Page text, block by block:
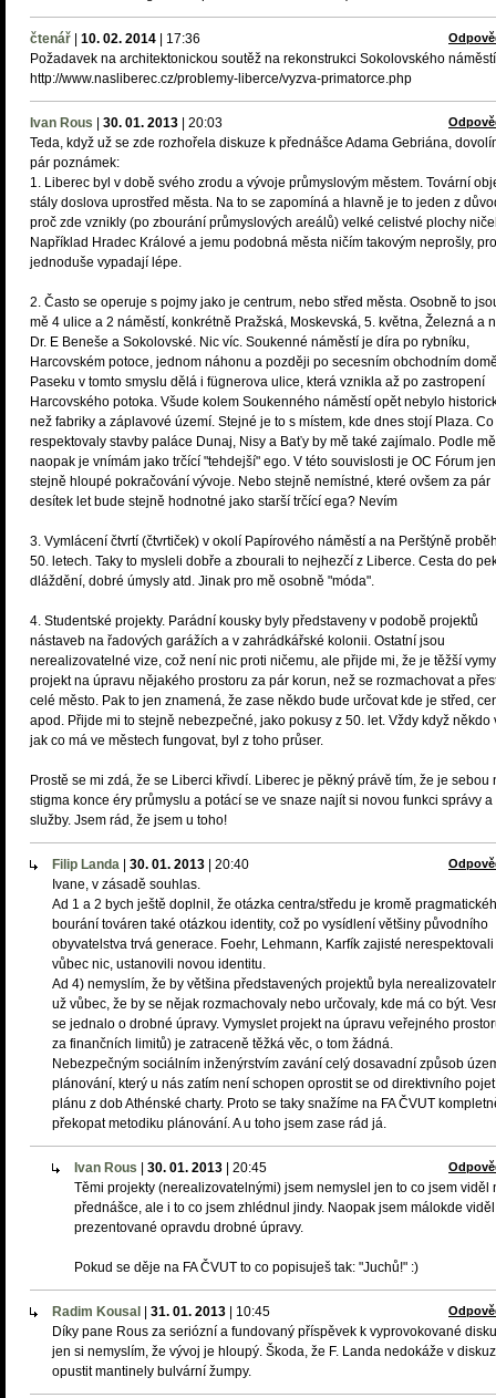
čtenář 10. 02. 2014 17:36
Požadavek na architektonickou soutěž na rekonstrukci Sokolovského
http://www.nasliberec.cz/problemy-liberce/vyzva-primatorce.php
Ivan Rous 30. 01. 2013 20:03
Teda, když už se zde rozhořela diskuze k přednášce Adama Gebriána,
pár poznámek:
1. Liberec byl v době svého zrodu a vývoje průmyslovým městem. Tovární
stály doslova uprostřed města. Na to se zapomíná a hlavně je to jeden z
proč zde vznikly (po zbourání průmyslových areálů) velké celistvé plochy
Například Hradec Králové a jemu podobná města ničím takovým neprošly,
jednoduše vypadají lépe.
2. Často se operuje s pojmy jako je centrum, nebo střed města. Osobně to
mě 4 ulice a 2 náměstí, konkrétně Pražská, Moskevská, 5. května, Železná a
Dr. E Beneše a Sokolovské. Nic víc. Soukenné náměstí je díra po rybníku,
Harcovském potoce, jednom náhonu a později po secesním obchodním
Paseku v tomto smyslu dělá i fügnerova ulice, která vznikla až po zastropení
Harcovského potoka. Všude kolem Soukenného náměstí opět nebylo
než fabriky a záplavové území. Stejné je to s místem, kde dnes stojí Plaza. Co
respektovaly stavby paláce Dunaj, Nisy a Baťy by mě také zajímalo. Podle
naopak je vnímám jako trčící "tehdejší" ego. V této souvislosti je OC Fórum jen
stejně hloupé pokračování vývoje. Nebo stejně nemístné, které ovšem za pár
desítek let bude stejně hodnotné jako starší trčící ega? Nevím
3. Vymlácení čtvrtí (čtvrtiček) v okolí Papírového náměstí a na Perštýně
50. letech. Taky to mysleli dobře a zbourali to nejhezčí z Liberce. Cesta do
dláždění, dobré úmysly atd. Jinak pro mě osobně "móda".
4. Studentské projekty. Parádní kousky byly představeny v podobě projektů
nástaveb na řadových garážích a v zahrádkářské kolonii. Ostatní jsou
nerealizovatelné vize, což není nic proti ničemu, ale přijde mi, že je těžší
projekt na úpravu nějakého prostoru za pár korun, než se rozmachovat a
celé město. Pak to jen znamená, že zase někdo bude určovat kde je střed,
apod. Přijde mi to stejně nebezpečné, jako pokusy z 50. let. Vždy když někdo
jak co má ve městech fungovat, byl z toho průser.
Prostě se mi zdá, že se Liberci křivdí. Liberec je pěkný právě tím, že je sebou
stigma konce éry průmyslu a potácí se ve snaze najít si novou funkci správy a
služby. Jsem rád, že jsem u toho!
Filip Landa 30. 01. 2013 20:40
Ivane, v zásadě souhlas.
Ad 1 a 2 bych ještě doplnil, že otázka centra/středu je kromě
bourání továren také otázkou identity, což po vysídlení většiny původního
obyvatelstva trvá generace. Foehr, Lehmann, Karfík zajisté nerespektovali
vůbec nic, ustanovili novou identitu.
Ad 4) nemyslím, že by většina představených projektů byla
už vůbec, že by se nějak rozmachovaly nebo určovaly, kde má co být.
se jednalo o drobné úpravy. Vymyslet projekt na úpravu veřejného
za finančních limitů) je zatraceně těžká věc, o tom žádná.
Nebezpečným sociálním inženýrstvím zavání celý dosavadní způsob
plánování, který u nás zatím není schopen oprostit se od direktivního
plánu z dob Athénské charty. Proto se taky snažíme na FA ČVUT
překopat metodiku plánování. A u toho jsem zase rád já.
Ivan Rous 30. 01. 2013 20:45
Těmi projekty (nerealizovatelnými) jsem nemyslel jen to co jsem viděl
přednášce, ale i to co jsem zhlédnul jindy. Naopak jsem málokde viděl
prezentované opravdu drobné úpravy.
Pokud se děje na FA ČVUT to co popisuješ tak: "Juchů!" :)
Radim Kousal 31. 01. 2013 10:45
Díky pane Rous za seriózní a fundovaný příspěvek k vyprovokované
jen si nemyslím, že vývoj je hloupý. Škoda, že F. Landa nedokáže v
opustit mantinely bulvární žumpy.